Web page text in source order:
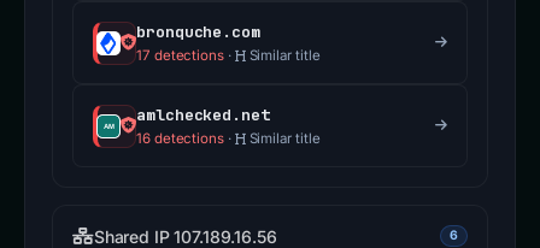
bronquche.com
17 detections· Similar title
amlchecked.net
16 detections· Similar title
Shared IP 107.189.16.56 6